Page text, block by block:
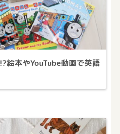
絵本やYouTube動画で英語